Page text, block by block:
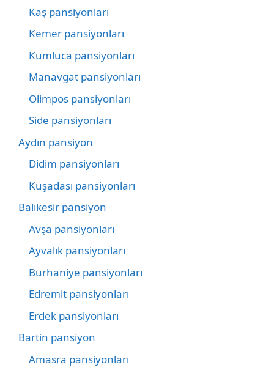
Kaş pansiyonları
Kemer pansiyonları
Kumluca pansiyonları
Manavgat pansiyonları
Olimpos pansiyonları
Side pansiyonları
Aydın pansiyon
Didim pansiyonları
Kuşadası pansiyonları
Balıkesir pansiyon
Avşa pansiyonları
Ayvalık pansiyonları
Burhaniye pansiyonları
Edremit pansiyonları
Erdek pansiyonları
Bartin pansiyon
Amasra pansiyonları